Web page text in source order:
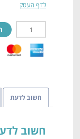
לדף העסק
חשוב לדעת
חשוב